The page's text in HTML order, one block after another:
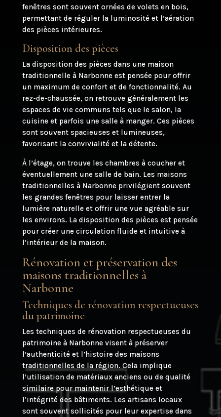
fenêtres sont souvent ornées de volets en bois,
permettant de réguler la luminosité et l’aération
des pièces intérieures.
Disposition des pièces
La disposition des pièces dans une maison
traditionnelle à Narbonne est pensée pour offrir
un maximum de confort et de fonctionnalité. Au
rez-de-chaussée, on retrouve généralement les
espaces de vie communs tels que le salon, la
cuisine et parfois une salle à manger. Ces pièces
sont souvent spacieuses et lumineuses,
favorisant la convivialité et la détente.
À l’étage, on trouve les chambres à coucher et
éventuellement une salle de bain. Les maisons
traditionnelles à Narbonne privilégient souvent
les grandes fenêtres pour laisser entrer la
lumière naturelle et offrir une vue agréable sur
les environs. La disposition des pièces est pensée
pour créer une circulation fluide et intuitive à
l’intérieur de la maison.
Rénovation et préservation des
maisons traditionnelles à
Narbonne
Techniques de rénovation respectueuses
du patrimoine
Les techniques de rénovation respectueuses du
patrimoine à Narbonne visent à préserver
l’authenticité et l’histoire des maisons
traditionnelles de la région. Cela implique
l’utilisation de matériaux anciens ou de qualité
similaire pour maintenir l’esthétique et
l’intégrité des bâtiments. Les artisans locaux
sont souvent sollicités pour leur expertise dans